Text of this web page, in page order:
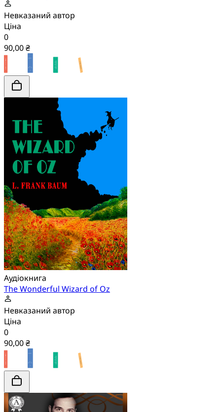
Невказаний автор
Ціна
0
90,00 ₴
Аудіокнига
The Wonderful Wizard of Oz
Невказаний автор
Ціна
0
90,00 ₴